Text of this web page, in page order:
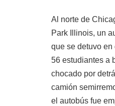
Al norte de
Park Illinois, un
que se detuvo en
56 estudiantes a
chocado por
camión
el autobús fue